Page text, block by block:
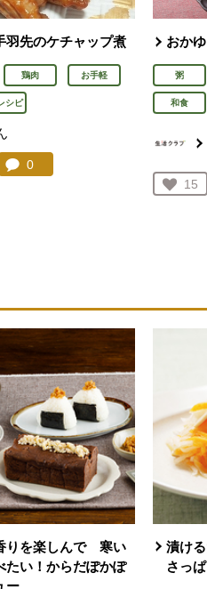
羽先のケチャップ煮
鶏肉 お手軽
シピ
入り登録：
登録
コメント：
0件。コメントを見る。
おかゆ
粥
和食
お
15
人
りを楽しんで 寒い
たい！からだぽかぽ
ー
漬け
さっ